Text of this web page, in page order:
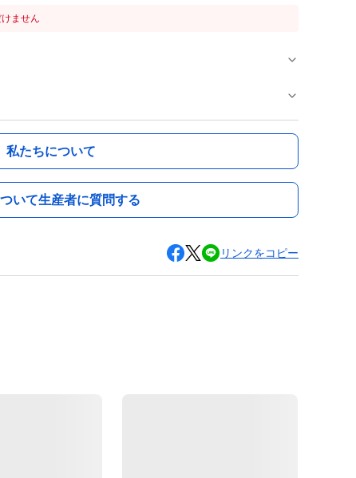
ません
私たちについて
いて生産者に質問する
リンクをコピー